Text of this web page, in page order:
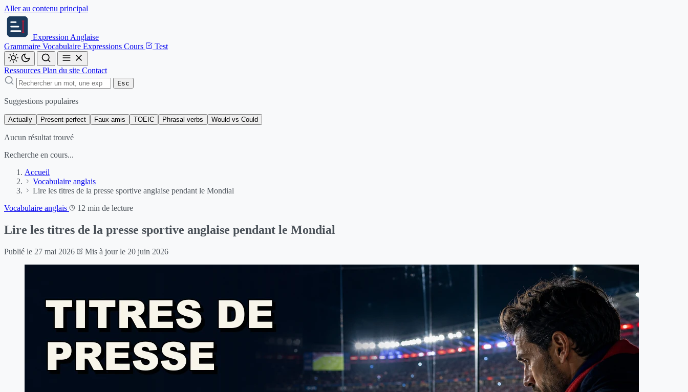
Aller au contenu principal
Expression Anglaise
Grammaire Vocabulaire Expressions Cours Test
Ressources Plan du site Contact
Esc
Suggestions populaires
Actually Present perfect Faux-amis TOEIC Phrasal verbs Would vs Could
Aucun résultat trouvé
Recherche en cours...
Accueil
Vocabulaire anglais
Lire les titres de la presse sportive anglaise pendant le Mondial
Vocabulaire anglais
12 min de lecture
Lire les titres de la presse sportive anglaise pendant le Mondial
Publié le 27 mai 2026 Mis à jour le 20 juin 2026